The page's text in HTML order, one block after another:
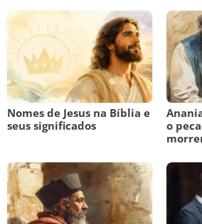
Nomes de Jesus na Bíblia e
seus significados
o